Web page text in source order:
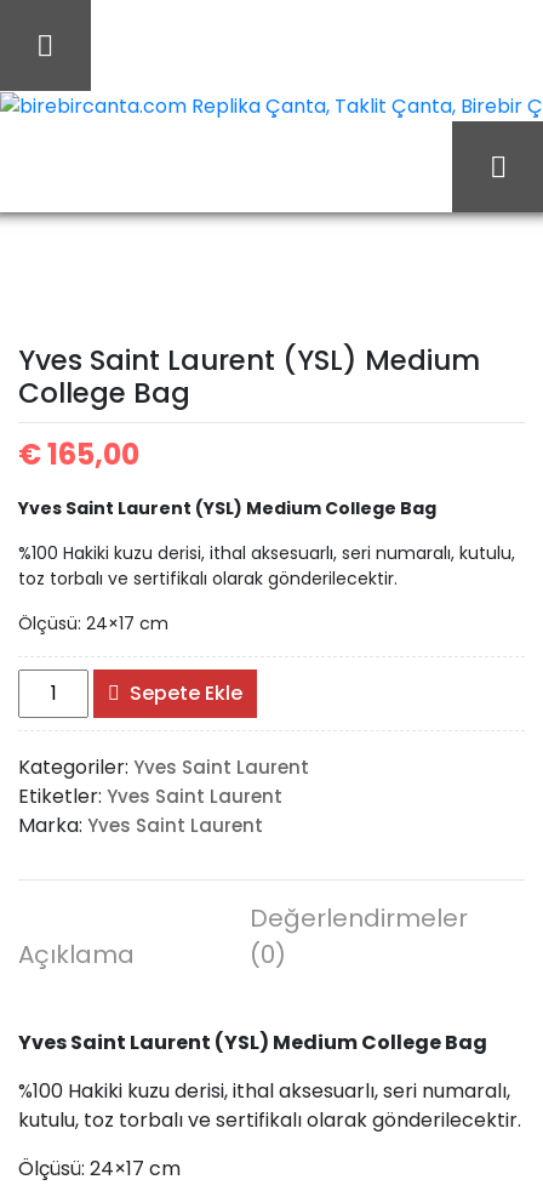
Medium College Bag
Yves Saint Laurent (YSL) Medium
College Bag
€165,00
Yves Saint Laurent (YSL) Medium College Bag
%100 Hakiki kuzu derisi, ithal aksesuarlı, seri numaralı, kutulu,
toz torbalı ve sertifikalı olarak gönderilecektir.
Ölçüsü: 24×17 cm
Yves
Saint
Laurent
(YSL)
Medium
College
adet
Sepete Ekle
Kategoriler: Yves Saint Laurent
Etiketler: Yves Saint Laurent
Marka: Yves Saint Laurent
Açıklama
Değerlendirmeler
(0)
Yves Saint Laurent (YSL) Medium College Bag
%100 Hakiki kuzu derisi, ithal aksesuarlı, seri numaralı,
kutulu, toz torbalı ve sertifikalı olarak gönderilecektir.
Ölçüsü: 24×17 cm